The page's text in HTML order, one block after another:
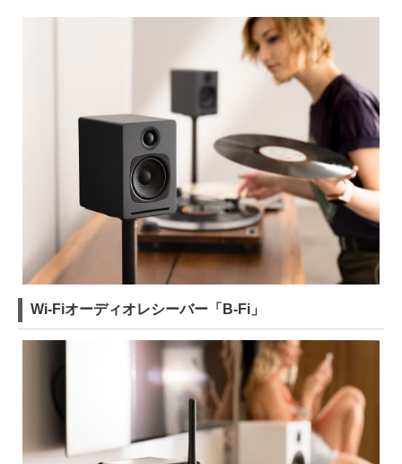
Wi-Fiオーディオレシーバー「B-Fi」